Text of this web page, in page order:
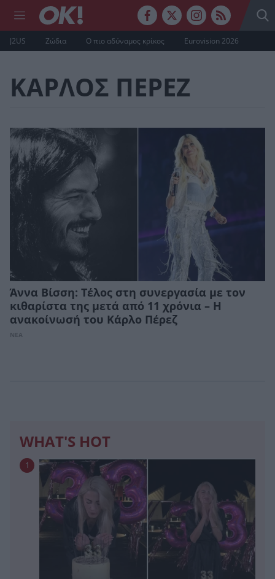
J2US Ζώδια Ο πιο αδύναμος κρίκος Eurovision 2026
ΚΑΡΛΟΣ ΠΕΡΕΖ
Άννα Βίσση: Τέλος στη συνεργασία με τον
κιθαρίστα της μετά από 11 χρόνια – Η
ανακοίνωσή του Κάρλο Πέρεζ
ΝΕΑ
WHAT'S HOT
1